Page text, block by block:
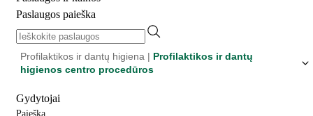
Paslaugos paieška
Profilaktikos ir dantų higiena | Profilaktikos ir dantų
higienos centro procedūros
Gydytojai
Paieška